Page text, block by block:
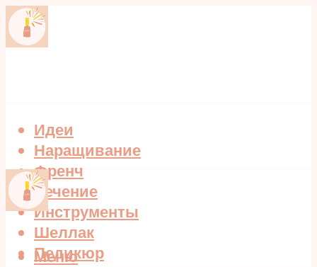
Идеи
Наращивание
Френч
Лечение
Инструменты
Шеллак
Педикюр
Меню